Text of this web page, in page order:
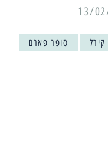
קירל סופר פארם